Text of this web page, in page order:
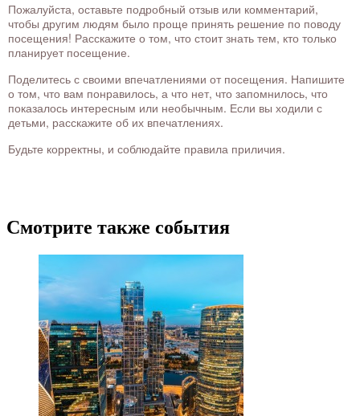
Пожалуйста, оставьте подробный отзыв или комментарий,
чтобы другим людям было проще принять решение по поводу
посещения! Расскажите о том, что стоит знать тем, кто только
планирует посещение.
Поделитесь с своими впечатлениями от посещения. Напишите
о том, что вам понравилось, а что нет, что запомнилось, что
показалось интересным или необычным. Если вы ходили с
детьми, расскажите об их впечатлениях.
Будьте корректны, и соблюдайте правила приличия.
Смотрите также события